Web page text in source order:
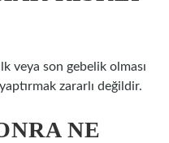
veya son gebelik olması
zararlı değildir.
NE